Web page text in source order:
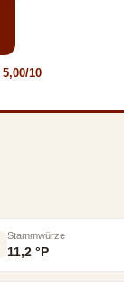
5,00/10
Stammwürze
11,2 °P